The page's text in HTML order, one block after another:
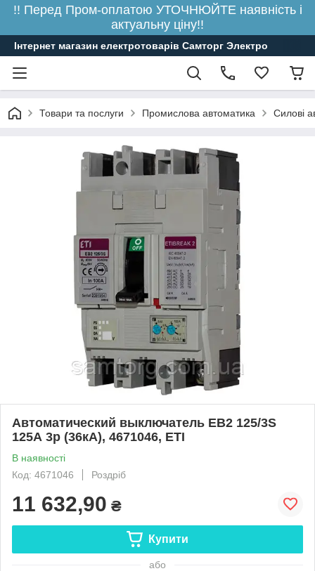
!! Перед Пром-оплатою УТОЧНЮЙТЕ наявність і
актуальну ціну!!
Інтернет магазин електротоварів Самторг Электро
Товари та послуги Промислова автоматика Силові
Автоматический выключатель EB2 125/3S
125А 3р (36кА), 4671046, ETI
В наявності
Код: 4671046
Роздріб
11 632,90 ₴
Купити
або